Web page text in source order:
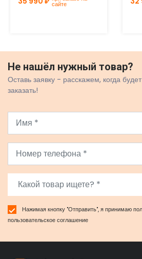
сайте
Не нашёл нужный товар?
Оставь заявку - расскажем, когда
заказать!
Нажимая кнопку "Отправить", я принимаю
пользовательское соглашение